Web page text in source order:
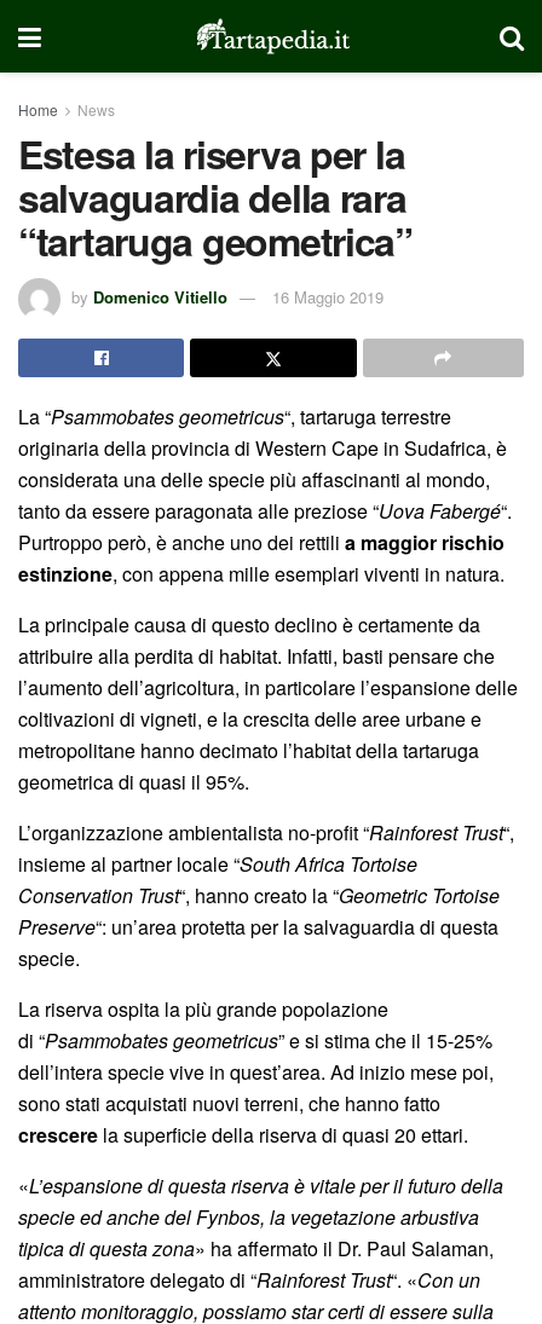
Home News
Estesa la riserva per la
salvaguardia della rara
“tartaruga geometrica”
by Domenico Vitiello 16 Maggio 2019
La “Psammobates geometricus“, tartaruga terrestre
originaria della provincia di Western Cape in Sudafrica, è
considerata una delle specie più affascinanti al mondo,
tanto da essere paragonata alle preziose “Uova Fabergé“.
Purtroppo però, è anche uno dei rettili a maggior rischio
estinzione, con appena mille esemplari viventi in natura.
La principale causa di questo declino è certamente da
attribuire alla perdita di habitat. Infatti, basti pensare che
l’aumento dell’agricoltura, in particolare l’espansione delle
coltivazioni di vigneti, e la crescita delle aree urbane e
metropolitane hanno decimato l’habitat della tartaruga
geometrica di quasi il 95%.
L’organizzazione ambientalista no-profit “Rainforest Trust“,
insieme al partner locale “South Africa Tortoise
Conservation Trust“, hanno creato la “Geometric Tortoise
Preserve“: un’area protetta per la salvaguardia di questa
specie.
La riserva ospita la più grande popolazione
di “Psammobates geometricus” e si stima che il 15-25%
dell’intera specie vive in quest’area. Ad inizio mese poi,
sono stati acquistati nuovi terreni, che hanno fatto
crescere la superficie della riserva di quasi 20 ettari.
«L’espansione di questa riserva è vitale per il futuro della
specie ed anche del Fynbos, la vegetazione arbustiva
tipica di questa zona» ha affermato il Dr. Paul Salaman,
amministratore delegato di “Rainforest Trust“. «Con un
attento monitoraggio, possiamo star certi di essere sulla